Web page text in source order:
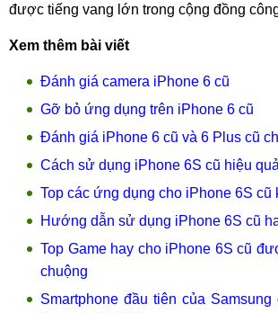
được tiếng vang lớn trong cộng đồng
Xem thêm bài viết
Đánh giá camera iPhone 6 cũ
Gỡ bỏ ứng dụng trên iPhone 6 cũ
Đánh giá iPhone 6 cũ và 6 Plus cũ
Cách sử dụng iPhone 6S cũ hiệu quả
Top các ứng dụng cho iPhone 6S cũ
Hướng dẫn sử dụng iPhone 6S cũ
Top Game hay cho iPhone 6S cũ
chuộng
Smartphone đầu tiên của